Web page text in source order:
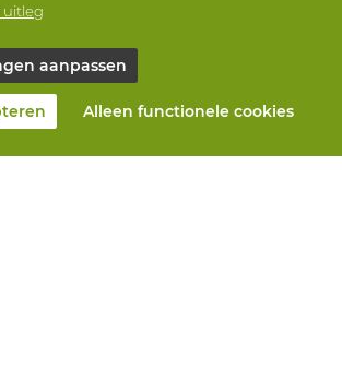
uitleg
aanpassen
Alleen functionele cookies